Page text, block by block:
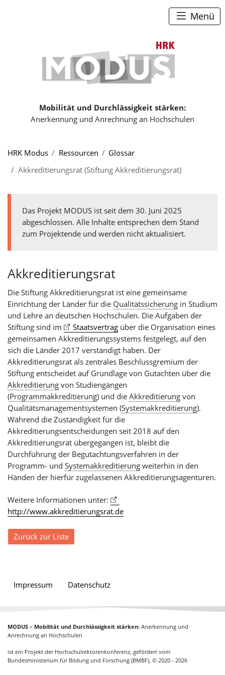
Mobilität und Durchlässigkeit stärken:
Anerkennung und Anrechnung an Hochschulen
Menü
HRK Modus
Ressourcen
Glossar
Akkreditierungsrat (Stiftung Akkreditierungsrat)
Das Projekt MODUS ist seit dem 30. Juni 2025
abgeschlossen. Alle Inhalte entsprechen dem Stand
zum Projektende und werden nicht aktualisiert.
Akkreditierungsrat
Die Stiftung Akkreditierungsrat ist eine gemeinsame
Einrichtung der Länder für die Qualitätssicherung in Studium
und Lehre an deutschen Hochschulen. Die Aufgaben der
Stiftung sind im
Staatsvertragüber die Organisation eines
gemeinsamen Akkreditierungssystems festgelegt, auf den
sich die Länder 2017 verständigt haben. Der
Akkreditierungsrat als zentrales Beschlussgremium der
Stiftung entscheidet auf Grundlage von Gutachten über die
Akkreditierung von Studiengängen
(Programmakkreditierung) und die Akkreditierung von
Qualitätsmanagementsystemen (Systemakkreditierung).
Während die Zuständigkeit für die
Akkreditierungsentscheidungen seit 2018 auf den
Akkreditierungsrat übergegangen ist, bleibt die
Durchführung der Begutachtungsverfahren in der
Programm- und Systemakkreditierung weiterhin in den
Händen der hierfür zugelassenen Akkreditierungsagenturen.
Weitere Informationen unter:
http://www.akkreditierungsrat.de
Zurück zur Liste
Impressum Datenschutz
MODUS – Mobilität und Durchlässigkeit stärken: Anerkennung und
Anrechnung an Hochschulen
ist ein Projekt der Hochschulrektorenkonferenz, gefördert vom
Bundesministerium für Bildung und Forschung (BMBF), © 2020 - 2026